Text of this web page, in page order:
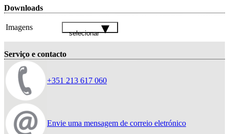
Downloads
Imagens
selecionar
Serviço e contacto
+351 213 617 060
Envie uma mensagem de correio eletrónico